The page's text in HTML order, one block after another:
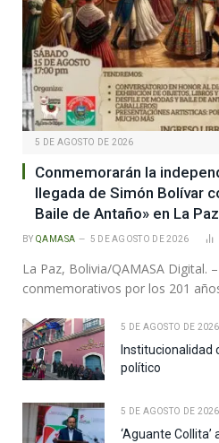
5 DE AGOSTO DE 2026
Conmemorarán la
llegada de Simón Bolívar
Baile de Antaño» en La Paz
BY QAMASA 5 DE AGOSTO DE 2026
La Paz, Bolivia/QAMASA Digital.
conmemorativos por los 201
5 DE AGOSTO DE 2026
Institucionalidad
político
5 DE AGOSTO DE 2026
‘Aguante